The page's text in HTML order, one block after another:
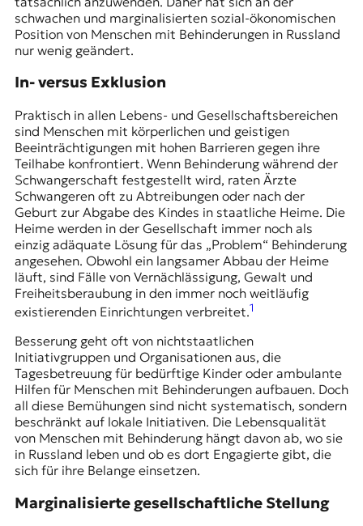
schwachen und marginalisierten sozial-ökonomischen
Position von Menschen mit Behinderungen in Russland
nur wenig geändert.
In- versus Exklusion
Praktisch in allen Lebens- und Gesellschaftsbereichen
sind Menschen mit körperlichen und geistigen
Beeinträchtigungen mit hohen Barrieren gegen ihre
Teilhabe konfrontiert. Wenn Behinderung während der
Schwangerschaft festgestellt wird, raten Ärzte
Schwangeren oft zu Abtreibungen oder nach der
Geburt zur Abgabe des Kindes in staatliche Heime. Die
Heime werden in der Gesellschaft immer noch als
einzig adäquate Lösung für das „Problem“ Behinderung
angesehen. Obwohl ein langsamer Abbau der Heime
läuft, sind Fälle von Vernächlässigung, Gewalt und
Freiheitsberaubung in den immer noch weitläufig
existierenden Einrichtungen verbreitet.1
Besserung geht oft von nichtstaatlichen
Initiativgruppen und Organisationen aus, die
Tagesbetreuung für bedürftige Kinder oder ambulante
Hilfen für Menschen mit Behinderungen aufbauen. Doch
all diese Bemühungen sind nicht systematisch, sondern
beschränkt auf lokale Initiativen. Die Lebensqualität
von Menschen mit Behinderung hängt davon ab, wo sie
in Russland leben und ob es dort Engagierte gibt, die
sich für ihre Belange einsetzen.
Marginalisierte gesellschaftliche Stellung